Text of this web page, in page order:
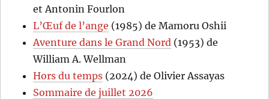
et Antonin Fourlon
L’Œuf de l’ange (1985) de Mamoru Oshii
Aventure dans le Grand Nord (1953) de
William A. Wellman
Hors du temps (2024) de Olivier Assayas
Sommaire de juillet 2026